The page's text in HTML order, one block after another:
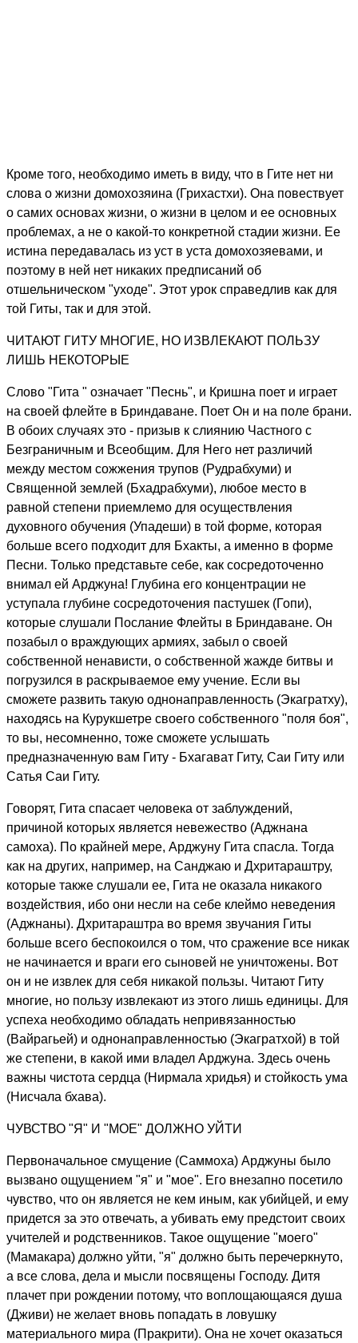
Кроме того, необходимо иметь в виду, что в Гите нет ни
слова о жизни домохозяина (Грихастхи). Она повествует
о самих основах жизни, о жизни в целом и ее основных
проблемах, а не о какой-то конкретной стадии жизни. Ее
истина передавалась из уст в уста домохозяевами, и
поэтому в ней нет никаких предписаний об
отшельническом "уходе". Этот урок справедлив как для
той Гиты, так и для этой.
ЧИТАЮТ ГИТУ МНОГИЕ, НО ИЗВЛЕКАЮТ ПОЛЬЗУ
ЛИШЬ НЕКОТОРЫЕ
Слово "Гита " означает "Песнь", и Кришна поет и играет
на своей флейте в Бриндаване. Поет Он и на поле брани.
В обоих случаях это - призыв к слиянию Частного с
Безграничным и Всеобщим. Для Него нет различий
между местом сожжения трупов (Рудрабхуми) и
Священной землей (Бхадрабхуми), любое место в
равной степени приемлемо для осуществления
духовного обучения (Упадеши) в той форме, которая
больше всего подходит для Бхакты, а именно в форме
Песни. Только представьте себе, как сосредоточенно
внимал ей Арджуна! Глубина его концентрации не
уступала глубине сосредоточения пастушек (Гопи),
которые слушали Послание Флейты в Бриндаване. Он
позабыл о враждующих армиях, забыл о своей
собственной ненависти, о собственной жажде битвы и
погрузился в раскрываемое ему учение. Если вы
сможете развить такую однонаправленность (Экагратху),
находясь на Курукшетре своего собственного "поля боя",
то вы, несомненно, тоже сможете услышать
предназначенную вам Гиту - Бхагават Гиту, Саи Гиту или
Сатья Саи Гиту.
Говорят, Гита спасает человека от заблуждений,
причиной которых является невежество (Аджнана
самоха). По крайней мере, Арджуну Гита спасла. Тогда
как на других, например, на Санджаю и Дхритараштру,
которые также слушали ее, Гита не оказала никакого
воздействия, ибо они несли на себе клеймо неведения
(Аджнаны). Дхритараштра во время звучания Гиты
больше всего беспокоился о том, что сражение все никак
не начинается и враги его сыновей не уничтожены. Вот
он и не извлек для себя никакой пользы. Читают Гиту
многие, но пользу извлекают из этого лишь единицы. Для
успеха необходимо обладать непривязанностью
(Вайрагьей) и однонаправленностью (Экагратхой) в той
же степени, в какой ими владел Арджуна. Здесь очень
важны чистота сердца (Нирмала хридья) и стойкость ума
(Нисчала бхава).
ЧУВСТВО "Я" И "МОЕ" ДОЛЖНО УЙТИ
Первоначальное смущение (Саммоха) Арджуны было
вызвано ощущением "я" и "мое". Его внезапно посетило
чувство, что он является не кем иным, как убийцей, и ему
придется за это отвечать, а убивать ему предстоит своих
учителей и родственников. Такое ощущение "моего"
(Мамакара) должно уйти, "я" должно быть перечеркнуто,
а все слова, дела и мысли посвящены Господу. Дитя
плачет при рождении потому, что воплощающаяся душа
(Дживи) не желает вновь попадать в ловушку
материального мира (Пракрити). Она не хочет оказаться